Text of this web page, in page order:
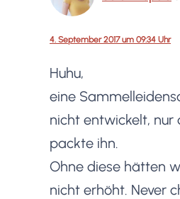
4. September 2017 um 09:34 Uhr
Huhu,
eine
nicht entwickelt, nur
packte ihn.
Ohne diese hätten
nicht erhöht. Never